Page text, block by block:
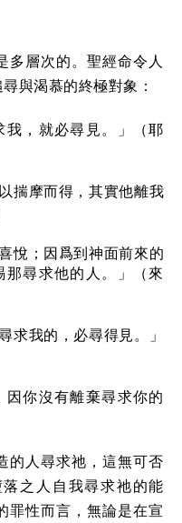
多層次的。聖經命令人
與渴慕的終極對象：
我，就必尋見。」（耶
揣摩而得，其實他離我
悅；因爲到神面前來的
尋求他的人。」（來
求我的，必尋得見。」
因你沒有離棄尋求你的
的人尋求祂，這無可否
之人自我尋求祂的能
罪性而言，無論是在宣